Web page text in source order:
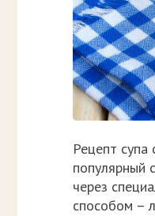
Рецепт
популярный
через
способом –